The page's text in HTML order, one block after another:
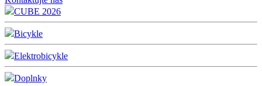
CUBE 2026
Bicykle
Elektrobicykle
Doplnky